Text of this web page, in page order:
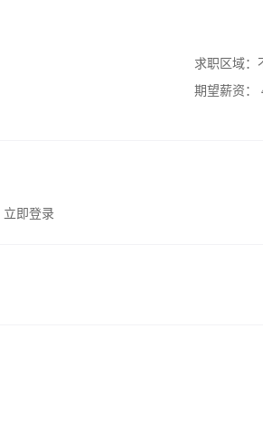
求职区域：
期望薪资：
立即登录